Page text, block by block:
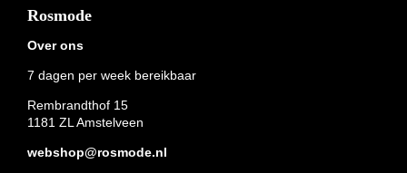
Footer
Rosmode
Over ons
7 dagen per week bereikbaar
Rembrandthof 15
1181 ZL Amstelveen
webshop@rosmode.nl